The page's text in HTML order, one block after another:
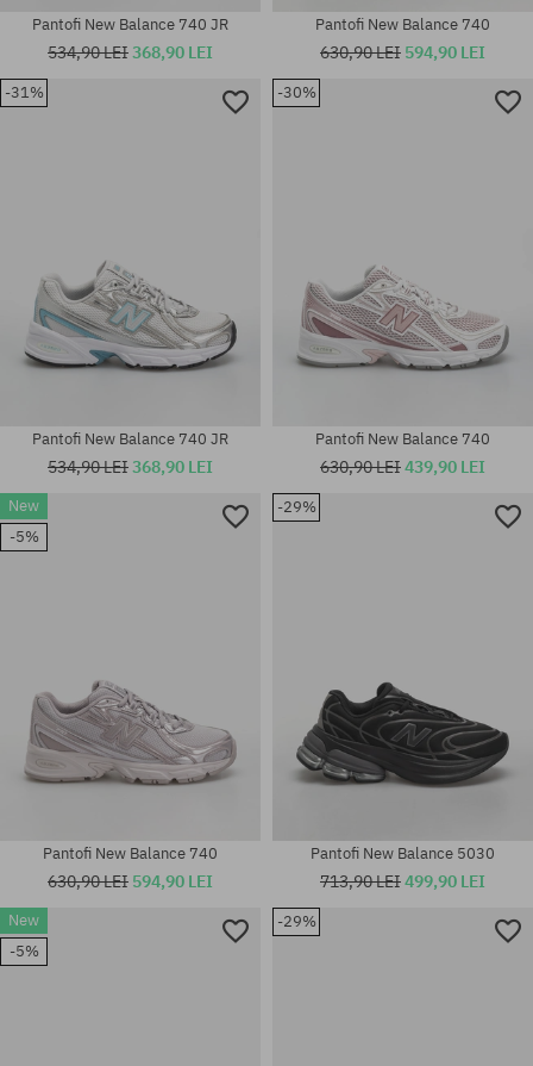
Mărimi existente:
Mărimi existente:
Mărimi existente:
Pantofi New Balance 740 JR
534,90 LEI368,90 LEI
Mărimi existente:
Pantofi New Balance 740
630,90 LEI 594,90 LEI
-31%
Mărimi existente:
Pantofi New Balance 740 JR
534,90 LEI368,90 LEI
-30%
Mărimi existente:
Pantofi New Balance 740
630,90 LEI439,90 LEI
New
-5%
Pantofi New Balance 740
630,90 LEI 594,90 LEI
-29%
Pantofi New Balance 5030
713,90 LEI499,90 LEI
New
-5%
-29%